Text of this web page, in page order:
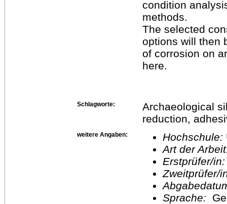
condition
methods.
The selected
options will then
of corrosion on
here.
Schlagworte:
Archaeological
reduction,
weitere Angaben: Hochschule:
Art der
Erstprüfer/
Sprache: